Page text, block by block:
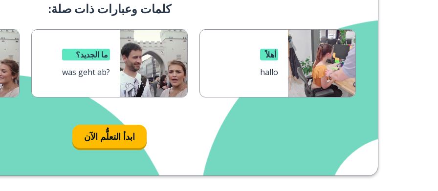
كلمات وعبارات ذات صلة:
أهلاً
hallo
ما الجديد؟
was geht ab?
ابدأ التعلُّم الآن